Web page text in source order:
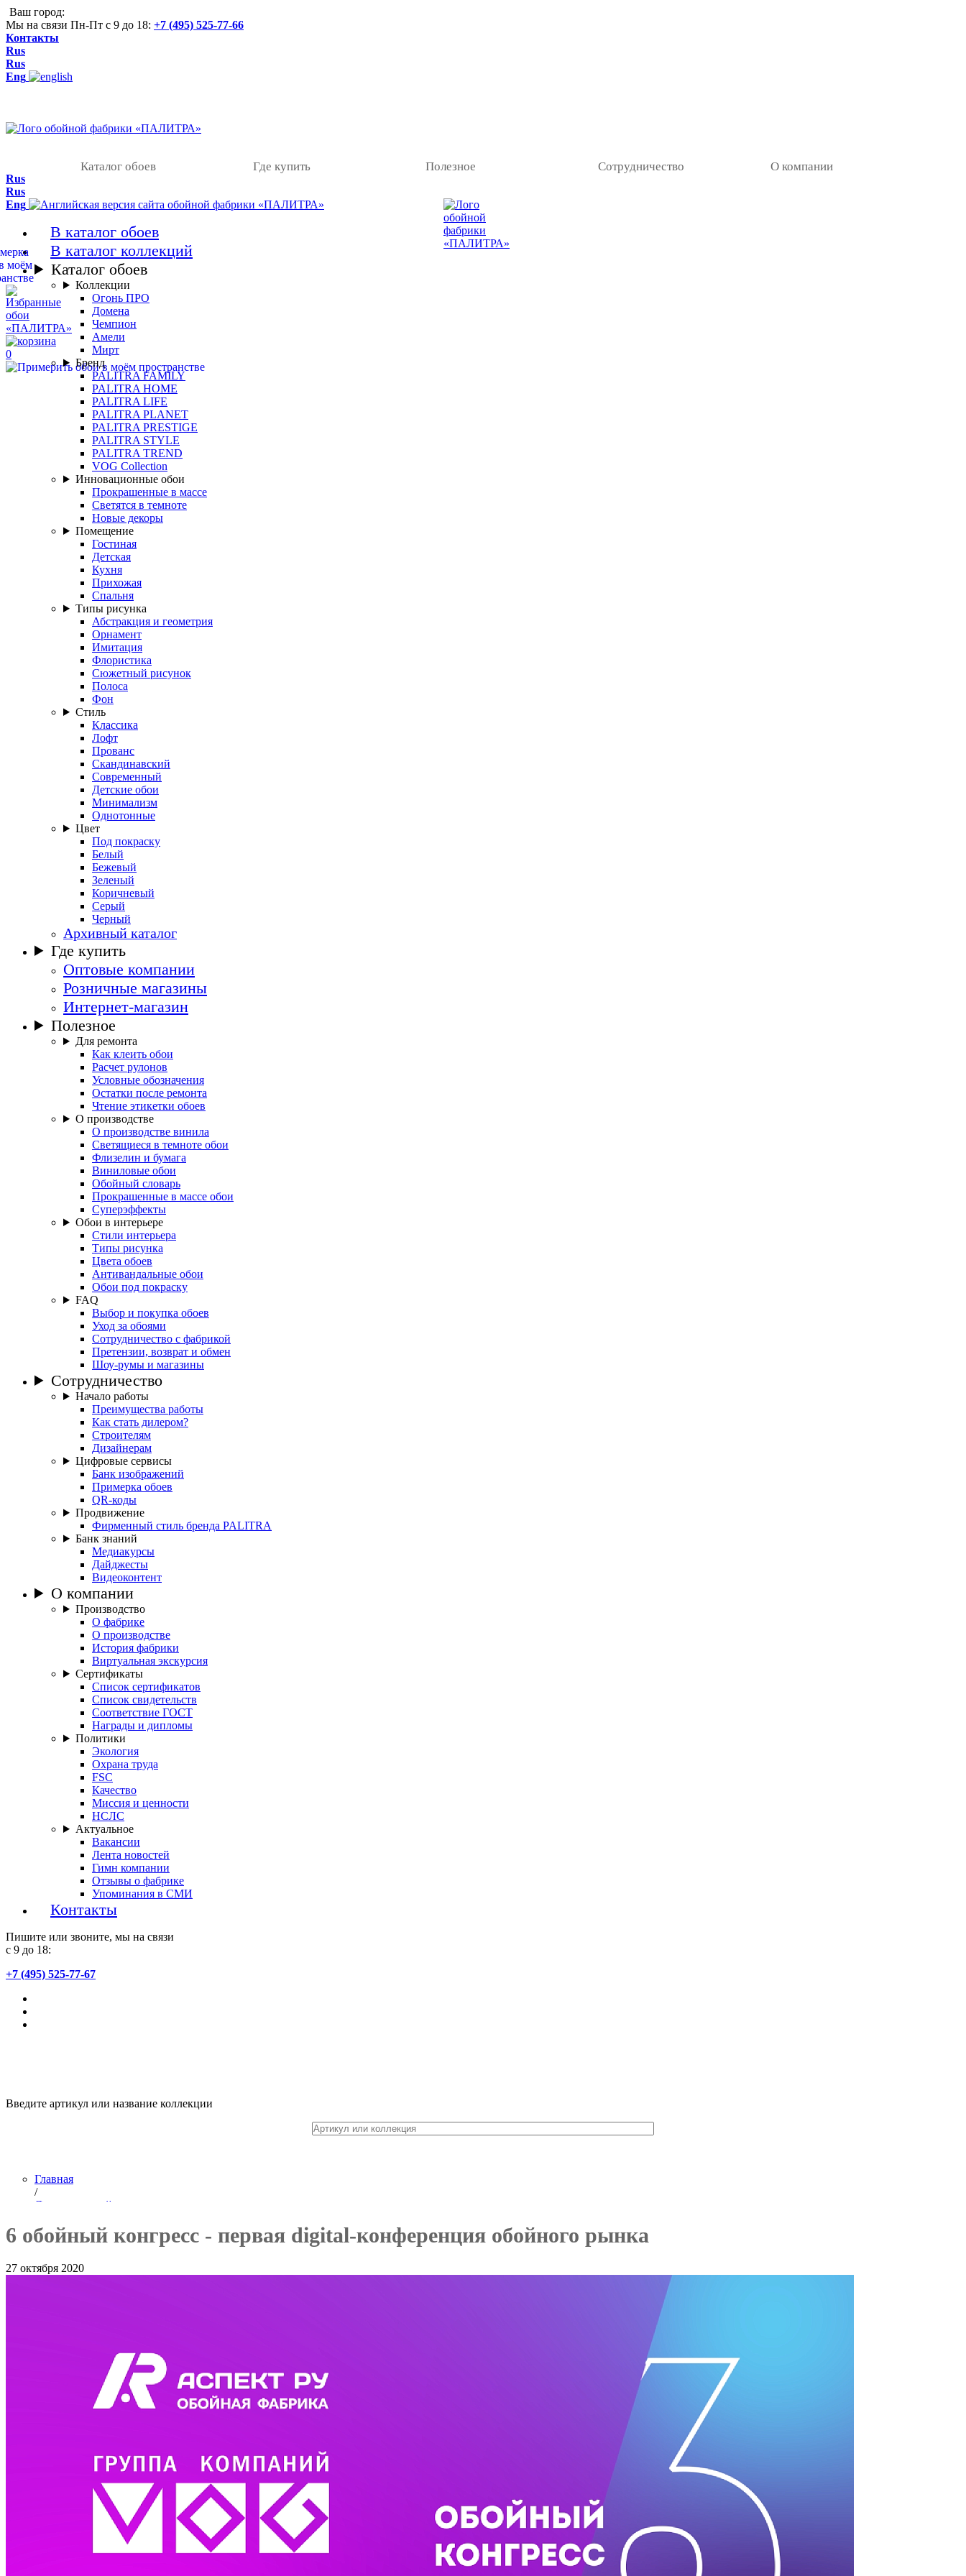
Ваш город:
Мы на связи Пн-Пт с 9 до 18: +7 (495) 525-77-66
Контакты
Rus
Rus
Eng
Каталог обоев Где купить Полезное Сотрудничество О компании
0
Rus
Rus
Eng
В каталог обоев
В каталог коллекций
Каталог обоев
Коллекции
Огонь ПРО
Домена
Чемпион
Амели
Мирт
Бренд
PALITRA FAMILY
PALITRA HOME
PALITRA LIFE
PALITRA PLANET
PALITRA PRESTIGE
PALITRA STYLE
PALITRA TREND
VOG Collection
Инновационные обои
Прокрашенные в массе
Светятся в темноте
Новые декоры
Помещение
Гостиная
Детская
Кухня
Прихожая
Спальня
Типы рисунка
Абстракция и геометрия
Орнамент
Имитация
Флористика
Сюжетный рисунок
Полоса
Фон
Стиль
Классика
Лофт
Прованс
Скандинавский
Современный
Детские обои
Минимализм
Однотонные
Цвет
Под покраску
Белый
Бежевый
Зеленый
Коричневый
Серый
Черный
Архивный каталог
Где купить
Оптовые компании
Розничные магазины
Интернет-магазин
Полезное
Для ремонта
Как клеить обои
Расчет рулонов
Условные обозначения
Остатки после ремонта
Чтение этикетки обоев
О производстве
О производстве винила
Светящиеся в темноте обои
Флизелин и бумага
Виниловые обои
Обойный словарь
Прокрашенные в массе обои
Суперэффекты
Обои в интерьере
Стили интерьера
Типы рисунка
Цвета обоев
Антивандальные обои
Обои под покраску
FAQ
Выбор и покупка обоев
Уход за обоями
Сотрудничество с фабрикой
Претензии, возврат и обмен
Шоу-румы и магазины
Сотрудничество
Начало работы
Преимущества работы
Как стать дилером?
Строителям
Дизайнерам
Цифровые сервисы
Банк изображений
Примерка обоев
QR-коды
Продвижение
Фирменный стиль бренда PALITRA
Банк знаний
Медиакурсы
Дайджесты
Видеоконтент
О компании
Производство
О фабрике
О производстве
История фабрики
Виртуальная экскурсия
Сертификаты
Список сертификатов
Список свидетельств
Соответствие ГОСТ
Награды и дипломы
Политики
Экология
Охрана труда
FSC
Качество
Миссия и ценности
НСЛС
Актуальное
Вакансии
Лента новостей
Гимн компании
Отзывы о фабрике
Упоминания в СМИ
Контакты
Пишите или звоните, мы на связи
с 9 до 18:
+7 (495) 525-77-67
Введите артикул или название коллекции
Главная
/
Лента новостей
Обойная фабрика ПАЛИТРА на 6-м обойной конференции в формате digital
6 обойный конгресс - первая digital-конференция обойного рынка
27 октября 2020